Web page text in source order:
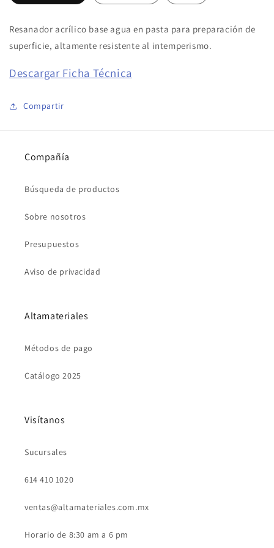
Resanador acrílico base agua en pasta para preparación de
superficie, altamente resistente al intemperismo.
Descargar Ficha Técnica
Compartir
Compañía
Búsqueda de productos
Sobre nosotros
Presupuestos
Aviso de privacidad
Altamateriales
Métodos de pago
Catálogo 2025
Visítanos
Sucursales
614 410 1020
ventas@altamateriales.com.mx
Horario de 8:30 am a 6 pm